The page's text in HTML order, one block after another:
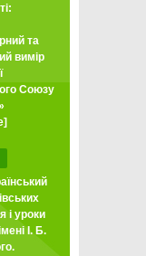
та
вимір
Союзу
і уроки
І. Б.